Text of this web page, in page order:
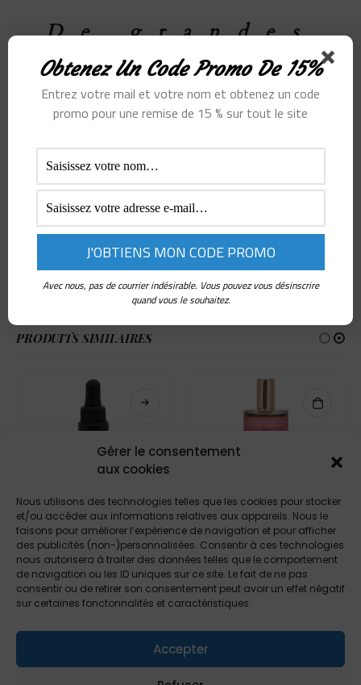
Gérer le consentement
aux cookies
Nous utilisons des technologies telles que les cookies pour stocker
et/ou accéder aux informations relatives aux appareils. Nous le
faisons pour améliorer l’expérience de navigation et pour afficher
des publicités (non-)personnalisées. Consentir à ces technologies
nous autorisera à traiter des données telles que le comportement
de navigation ou les ID uniques sur ce site. Le fait de ne pas
consentir ou de retirer son consentement peut avoir un effet négatif
sur certaines fonctonnalités et caractéristiques.
Accepter
De grandes
choses se
profilent à
l’horizon
Quelque chose d’énorme se prépare ! Notre boutique est en
chantier et sera bientôt lancée !
PRODUITS SIMILAIRES
RUPTURE DE STOCK
SOINS CHEVEUX
Sérum Cheveux Anti Chute
0sur 5
14,97€
SOINS CHEVEUX SOINS CORPS ,SOINS VISAGE
Huile sèche de Méditerranée: corps visage cheveux
0sur 5
17,97€
Obtenez Un Code Promo De 15%
Entrez votre mail et votre nom et obtenez un code
promo pour une remise de 15 % sur tout le site
Avec nous, pas de courrier indésirable. Vous pouvez vous désinscrire
quand vous le souhaitez.